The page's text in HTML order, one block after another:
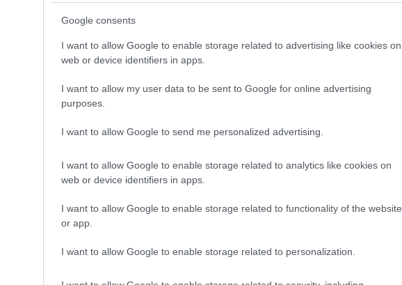
Google consents
I want to allow Google to enable storage related to advertising like cookies on
web or device identifiers in apps.
I want to allow my user data to be sent to Google for online advertising
purposes.
I want to allow Google to send me personalized advertising.
I want to allow Google to enable storage related to analytics like cookies on
web or device identifiers in apps.
I want to allow Google to enable storage related to functionality of the website
or app.
I want to allow Google to enable storage related to personalization.